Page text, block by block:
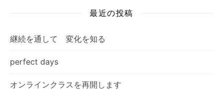
最近の投稿
継続を通して 変化を知る
perfect days
オンラインクラスを再開します